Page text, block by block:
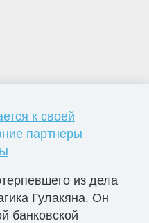
к своей
партнеры
из дела
Гулакяна. Он
банковской